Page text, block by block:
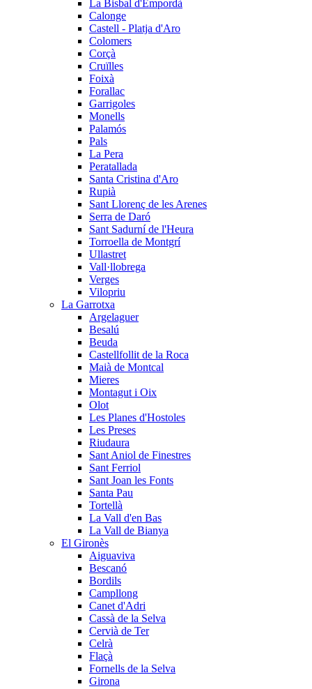
La Bisbal d'Empordà
Calonge
Castell - Platja d'Aro
Colomers
Corçà
Cruïlles
Foixà
Forallac
Garrigoles
Monells
Palamós
Pals
La Pera
Peratallada
Santa Cristina d'Aro
Rupià
Sant Llorenç de les Arenes
Serra de Daró
Sant Sadurní de l'Heura
Torroella de Montgrí
Ullastret
Vall·llobrega
Verges
Vilopriu
La Garrotxa
Argelaguer
Besalú
Beuda
Castellfollit de la Roca
Maià de Montcal
Mieres
Montagut i Oix
Olot
Les Planes d'Hostoles
Les Preses
Riudaura
Sant Aniol de Finestres
Sant Ferriol
Sant Joan les Fonts
Santa Pau
Tortellà
La Vall d'en Bas
La Vall de Bianya
El Gironès
Aiguaviva
Bescanó
Bordils
Campllong
Canet d'Adri
Cassà de la Selva
Cervià de Ter
Celrà
Flaçà
Fornells de la Selva
Girona